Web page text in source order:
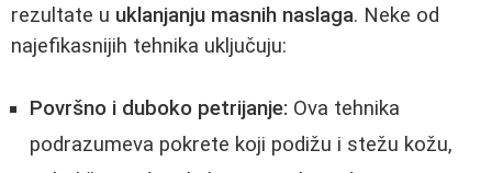
rezultate u uklanjanju masnih naslaga. Neke od
najefikasnijih tehnika uključuju:
Površno i duboko petrijanje: Ova tehnika
podrazumeva pokrete koji podižu i stežu kožu,